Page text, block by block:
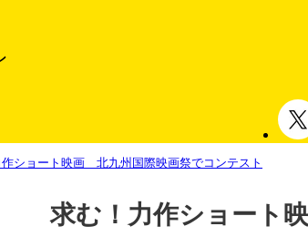
ショート映画 北九州国際映画祭でコンテスト
求む！力作ショート